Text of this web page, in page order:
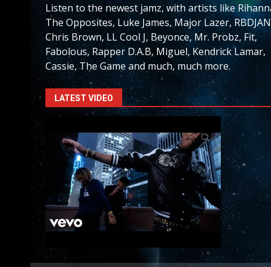
Listen to the newest jamz, with artists like
The Opposites, Luke James, Major Lazer,
Chris Brown, LL Cool J, Beyonce, Mr. Probz, Fit,
Fabolous, Rapper D.A.B, Miguel, Kendrick Lamar,
Cassie, The Game and much, much more.
LATEST VIDEO